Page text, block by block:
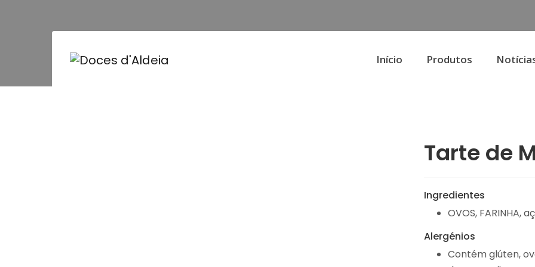
Início Produtos
Tarte de
Ingredientes
OVOS, FARINHA,
Alergénios
Contém glúten,